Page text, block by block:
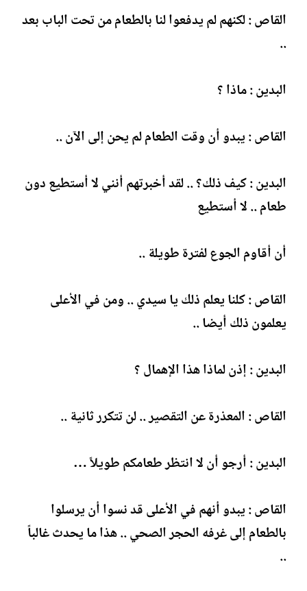
القاص : لكنهم لم يدفعوا لنا بالطعام من تحت الباب بعد
..
البدين : ماذا ؟
القاص : يبدو أن وقت الطعام لم يحن إلى الآن ..
البدين : كيف ذلك؟ .. لقد أخبرتهم أنني لا أستطيع دون
طعام .. لا أستطيع
أن أقاوم الجوع لفترة طويلة ..
القاص : كلنا يعلم ذلك يا سيدي .. ومن في الأعلى
يعلمون ذلك أيضا ..
البدين : إذن لماذا هذا الإهمال ؟
القاص : المعذرة عن التقصير .. لن تتكرر ثانية ..
البدين : أرجو أن لا انتظر طعامكم طويلاً …
القاص : يبدو أنهم في الأعلى قد نسوا أن يرسلوا
بالطعام إلى غرفه الحجر الصحي .. هذا ما يحدث غالباً
..